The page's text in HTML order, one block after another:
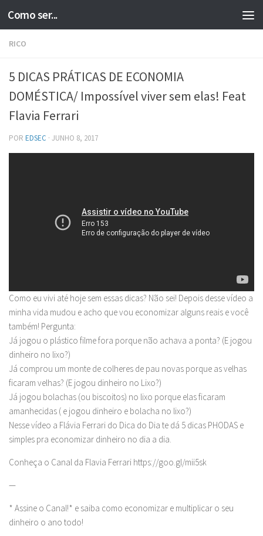
Skip to content
Como ser...
RICO
5 DICAS PRÁTICAS DE ECONOMIA
DOMÉSTICA/ Impossível viver sem elas! Feat
Flavia Ferrari
POR EDSEC · JUNHO 8, 2017
Como eu vivi até hoje sem essas dicas? Não sei! Depois desse vídeo a
minha vida mudou e acho que vou economizar alguns reais e você
também! Pergunta:
Já jogou o plástico filme fora porque não achava a ponta? (E jogou
dinheiro no lixo?)
Já comprou um monte de colheres de pau novas porque as velhas
ficaram velhas? (E jogou dinheiro no Lixo?)
Já jogou bolachas (ou biscoitos) no lixo porque elas ficaram
amanhecidas ( e jogou dinheiro e bolacha no lixo?)
Nesse vídeo a Flávia Ferrari do Dica do Dia te dá 5 dicas PHODAS e
simples pra economizar dinheiro no dia a dia.
Conheça o Canal da Flavia Ferrari https://goo.gl/mii5sk
—
* Assine o Canal!* e saiba como economizar e multiplicar o seu
dinheiro o ano todo!